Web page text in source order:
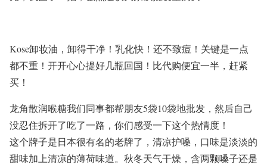
Kose卸妆油，卸得干净！乳化快！还不致痘！关键是一点
都不重！开开心心提好几瓶回国！比代购便宜一半，赶紧
买！
龙角散润喉糖我们同事都帮朋友5袋10袋地批发，然后自己
没忍住拆开了吃了一路，你们感受一下这个热情度！
这个牌子是日本很有名的老牌了，清凉护嗓，口味是淡淡的
甜味加上清凉的薄荷味道。秋冬天气干燥，含两颗嗓子还是